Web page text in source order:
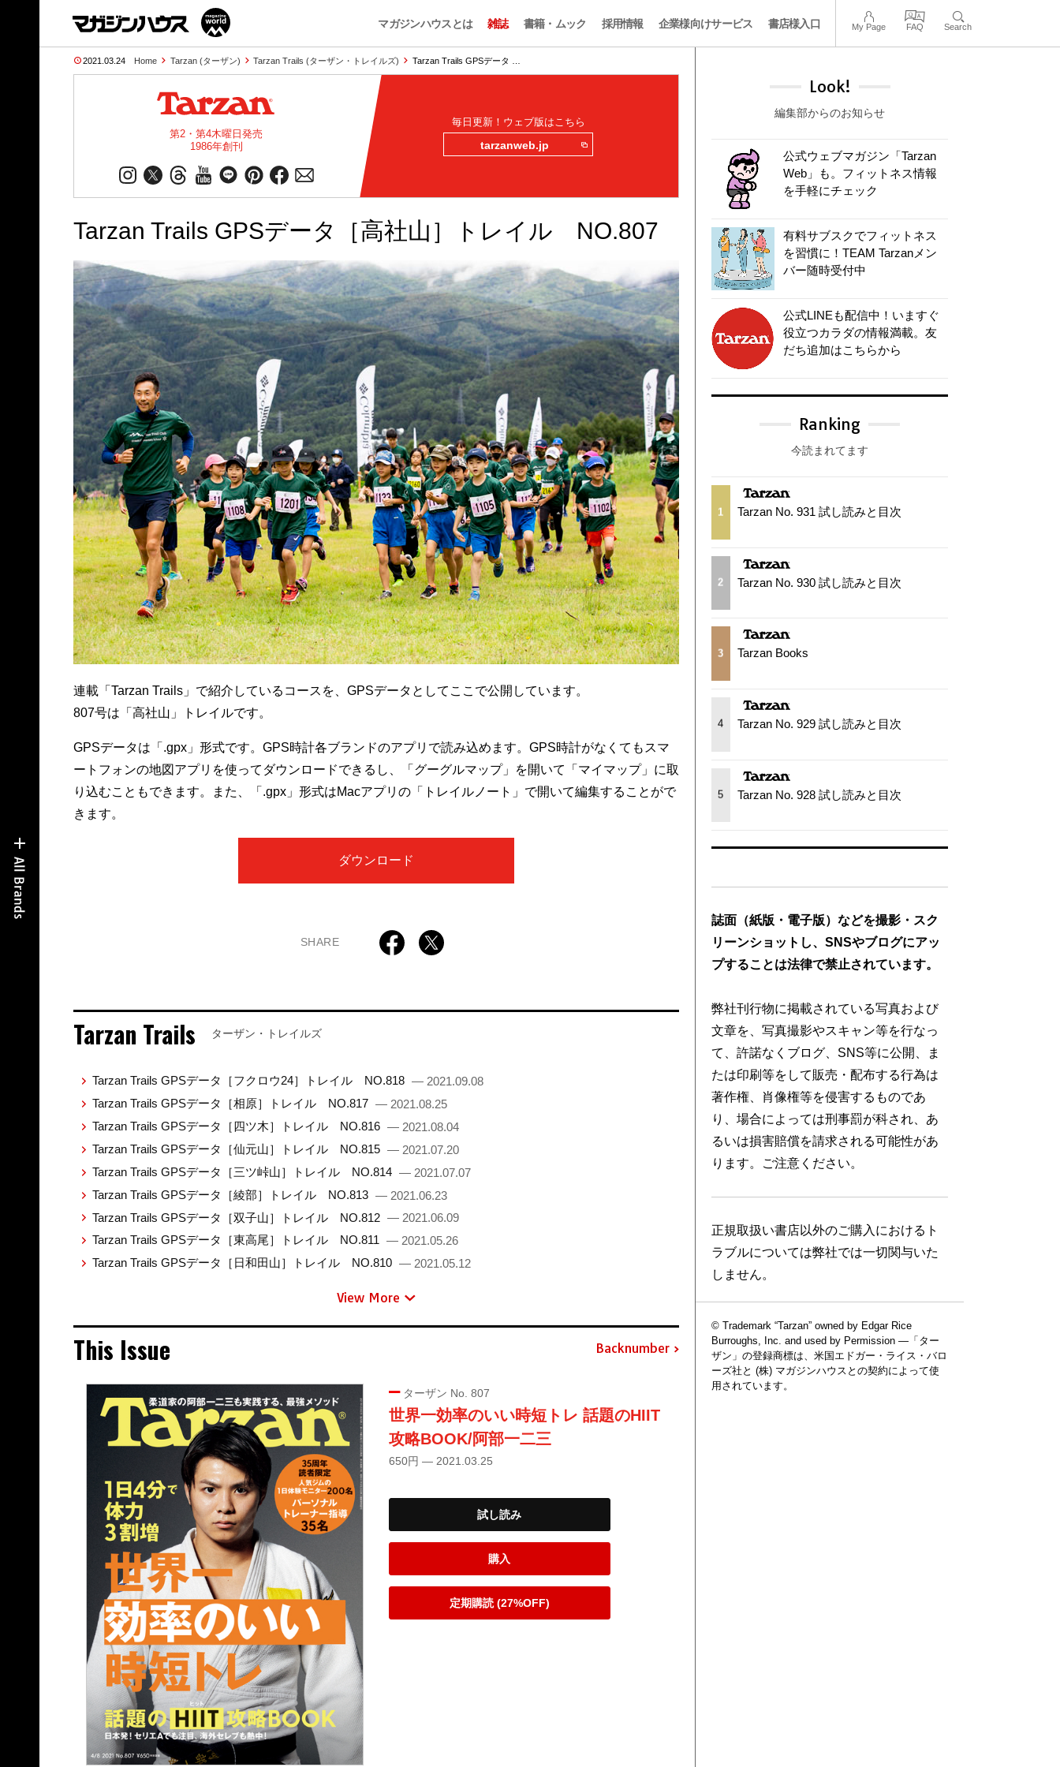
マガジンハウスとは 雑誌 書籍・ムック 採用情報 企業様向けサービス 書店様入口 My Page FAQ Search
2021.03.24 Home Tarzan (ターザン) Tarzan Trails (ターザン・トレイルズ) Tarzan Trails GPSデータ …
第2・第4木曜日発売
1986年創刊
毎日更新！ウェブ版はこちら
tarzanweb.jp
Tarzan Trails GPSデータ［高社山］トレイル NO.807
連載「Tarzan Trails」で紹介しているコースを、GPSデータとしてここで公開しています。
807号は「高社山」トレイルです。
GPSデータは「.gpx」形式です。GPS時計各ブランドのアプリで読み込めます。GPS時計がなくてもスマ
ートフォンの地図アプリを使ってダウンロードできるし、「グーグルマップ」を開いて「マイマップ」に取
り込むこともできます。また、「.gpx」形式はMacアプリの「トレイルノート」で開いて編集することがで
きます。
ダウンロード
SHARE
Tarzan Trails ターザン・トレイルズ
Tarzan Trails GPSデータ［フクロウ24］トレイル NO.818 — 2021.09.08
Tarzan Trails GPSデータ［相原］トレイル NO.817 — 2021.08.25
Tarzan Trails GPSデータ［四ツ木］トレイル NO.816 — 2021.08.04
Tarzan Trails GPSデータ［仙元山］トレイル NO.815 — 2021.07.20
Tarzan Trails GPSデータ［三ツ峠山］トレイル NO.814 — 2021.07.07
Tarzan Trails GPSデータ［綾部］トレイル NO.813 — 2021.06.23
Tarzan Trails GPSデータ［双子山］トレイル NO.812 — 2021.06.09
Tarzan Trails GPSデータ［東高尾］トレイル NO.811 — 2021.05.26
Tarzan Trails GPSデータ［日和田山］トレイル NO.810 — 2021.05.12
View More
This Issue Backnumber
ターザン No. 807
世界一効率のいい時短トレ 話題のHIIT
攻略BOOK/阿部一二三
650円 — 2021.03.25
試し読み
購入
定期購読 (27%OFF)
Look!
編集部からのお知らせ
公式ウェブマガジン「Tarzan
Web」も。フィットネス情報
を手軽にチェック
有料サブスクでフィットネス
を習慣に！TEAM Tarzanメン
バー随時受付中
公式LINEも配信中！いますぐ
役立つカラダの情報満載。友
だち追加はこちらから
Ranking
今読まれてます
1 Tarzan No. 931 試し読みと目次
2 Tarzan No. 930 試し読みと目次
3 Tarzan Books
4 Tarzan No. 929 試し読みと目次
5 Tarzan No. 928 試し読みと目次
誌面（紙版・電子版）などを撮影・スク
リーンショットし、SNSやブログにアッ
プすることは法律で禁止されています。
弊社刊行物に掲載されている写真および
文章を、写真撮影やスキャン等を行なっ
て、許諾なくブログ、SNS等に公開、ま
たは印刷等をして販売・配布する行為は
著作権、肖像権等を侵害するものであ
り、場合によっては刑事罰が科され、あ
るいは損害賠償を請求される可能性があ
ります。ご注意ください。
正規取扱い書店以外のご購入におけるト
ラブルについては弊社では一切関与いた
しません。
© Trademark “Tarzan” owned by Edgar Rice
Burroughs, Inc. and used by Permission —「ター
ザン」の登録商標は、米国エドガー・ライス・バロ
ーズ社と (株) マガジンハウスとの契約によって使
用されています。